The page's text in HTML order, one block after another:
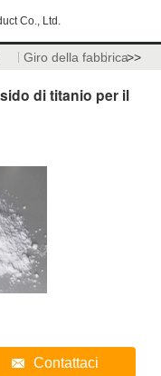
Co., Ltd.
Giro della fabbrica>>
di titanio per il
Contattaci